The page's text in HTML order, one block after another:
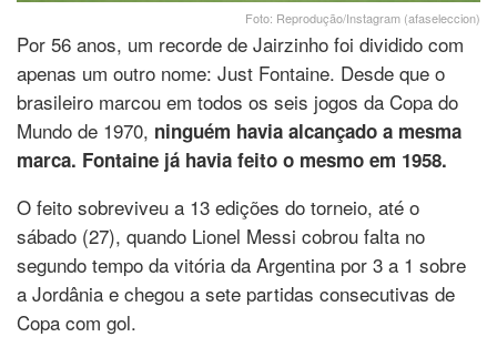
Foto: Reprodução/Instagram (afaseleccion)
Por 56 anos, um recorde de Jairzinho foi dividido com
apenas um outro nome: Just Fontaine. Desde que o
brasileiro marcou em todos os seis jogos da Copa do
Mundo de 1970, ninguém havia alcançado a mesma
marca. Fontaine já havia feito o mesmo em 1958.
O feito sobreviveu a 13 edições do torneio, até o
sábado (27), quando Lionel Messi cobrou falta no
segundo tempo da vitória da Argentina por 3 a 1 sobre
a Jordânia e chegou a sete partidas consecutivas de
Copa com gol.